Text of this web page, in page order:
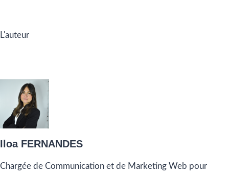
L'auteur
Iloa FERNANDES
Chargée de Communication et de Marketing Web pour